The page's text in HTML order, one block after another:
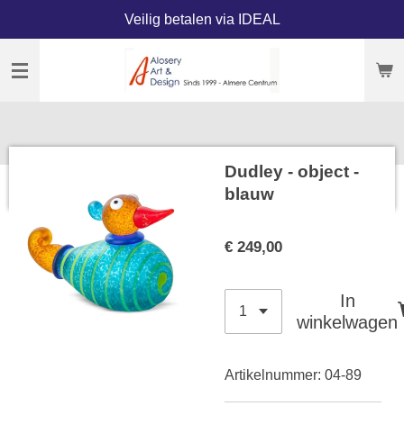
naar
Veilig betalen via IDEAL
Dudley - object -
blauw
€ 249,00
In
winkelwagen
Artikelnummer: 04-89